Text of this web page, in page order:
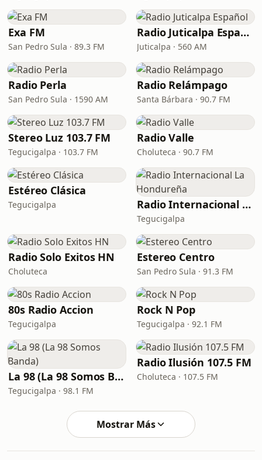
Exa FM
San Pedro Sula · 89.3 FM
Radio Juticalpa Español
Juticalpa · 560 AM
Radio Perla
San Pedro Sula · 1590 AM
Radio Relámpago
Santa Bárbara · 90.7 FM
Stereo Luz 103.7 FM
Tegucigalpa · 103.7 FM
Radio Valle
Choluteca · 90.7 FM
Estéreo Clásica
Tegucigalpa Radio Internacional La Hondureña
Tegucigalpa
Radio Solo Exitos HN
Choluteca
Estereo Centro
San Pedro Sula · 91.3 FM
80s Radio Accion
Tegucigalpa
Rock N Pop
Tegucigalpa · 92.1 FM
La 98 (La 98 Somos Banda)
Tegucigalpa · 98.1 FM
Radio Ilusión 107.5 FM
Choluteca · 107.5 FM
Mostrar Más